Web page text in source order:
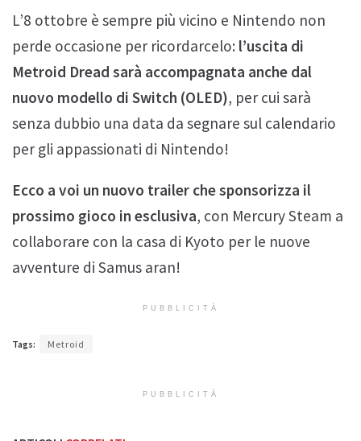
L’8 ottobre è sempre più vicino e Nintendo non
perde occasione per ricordarcelo: l’uscita di
Metroid Dread sarà accompagnata anche dal
nuovo modello di Switch (OLED), per cui sarà
senza dubbio una data da segnare sul calendario
per gli appassionati di Nintendo!
Ecco a voi un nuovo trailer che sponsorizza il
prossimo gioco in esclusiva, con Mercury Steam a
collaborare con la casa di Kyoto per le nuove
avventure di Samus aran!
PUBBLICITÀ
Tags: Metroid
PUBBLICITÀ